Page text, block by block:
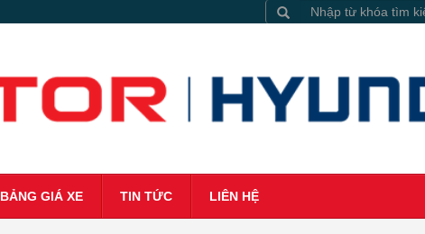
BẢNG GIÁ XE TIN TỨC LIÊN HỆ